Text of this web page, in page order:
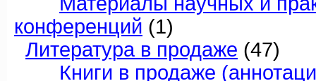
конференций (1)
Литература в продаже (47)
Книги в продаже